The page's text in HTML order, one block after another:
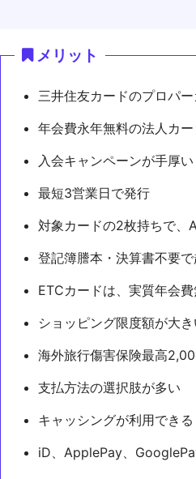
メリット
三井住友カードのプロパー
年会費永年無料の法人カー
入会キャンペーンが手厚い
最短3営業日で発行
対象カードの2枚持ちで
登記簿謄本・決算書不要
ETCカードは、実質年会
ショッピング限度額が大き
海外旅行傷害保険最高
支払方法の選択肢が多い
キャッシングが利用できる
iD、ApplePay、